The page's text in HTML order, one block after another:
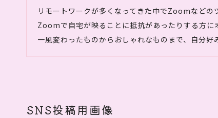
リモートワークが多くなってきた中でZoomなどの
Zoomで自宅が映ることに抵抗があったりする方に
一風変わったものからおしゃれなものまで、自分好
SNS投稿用画像